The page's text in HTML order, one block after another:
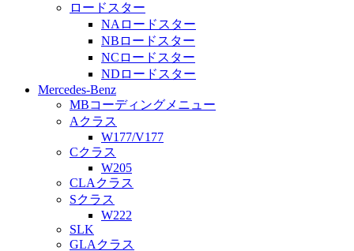
ロードスター
NAロードスター
NBロードスター
NCロードスター
NDロードスター
Mercedes-Benz
MBコーディングメニュー
Aクラス
W177/V177
Cクラス
W205
CLAクラス
Sクラス
W222
SLK
GLAクラス